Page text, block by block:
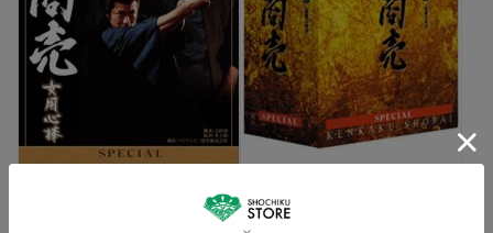
剣客商売スペシャル 女用心棒 剣客商売スペシャルBOX
[DVD]